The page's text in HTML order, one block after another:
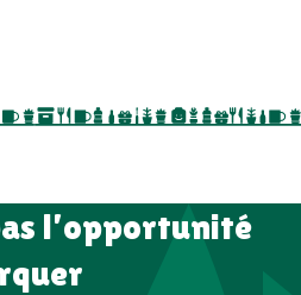
salon professionnel
l’opportunité